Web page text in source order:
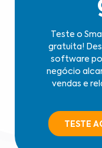
Teste o
gratuita!
software
negócio
vendas e
TESTE